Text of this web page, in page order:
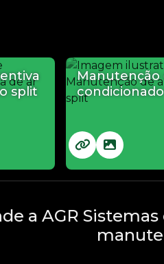
split
Manutenção
a AGR